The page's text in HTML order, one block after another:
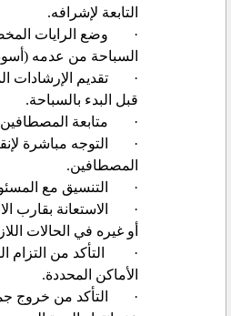
التابعة لإشرافه.
· وضع الرايات
السباحة من عدمه
· تقديم الإرشادات
قبل البدء بالسباحة.
· متابعة
·
التوجه مباشرة
المصطافين.
·
التنسيق مع
·
الاستعانة بقارب
أو غيره في الحالات
·
التأكد من
الأماكن المحددة.
·
التأكد من خروج